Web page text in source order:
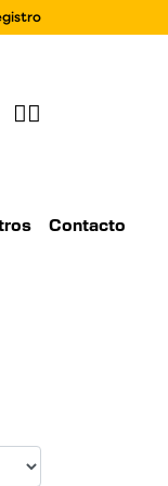
Contacto